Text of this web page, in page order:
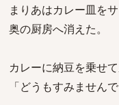
まりあはカレー皿を
奥の厨房へ消えた。
カレーに納豆を乗せ
「どうもすみません